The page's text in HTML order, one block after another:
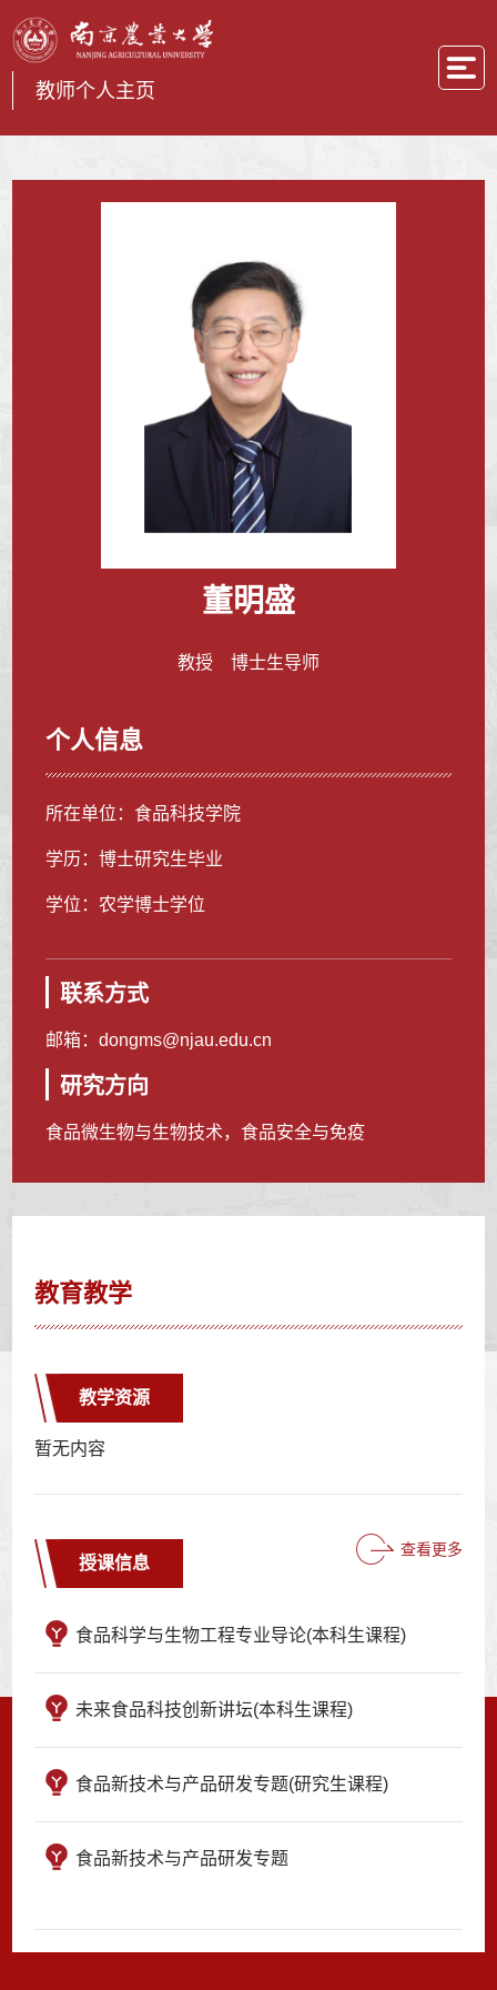
教师个人主页
董明盛
教授 博士生导师
个人信息
所在单位：食品科技学院
学历：博士研究生毕业
学位：农学博士学位
联系方式
邮箱：dongms@njau.edu.cn
研究方向
食品微生物与生物技术，食品安全与免疫
教育教学
教学资源
暂无内容
授课信息
查看更多
食品科学与生物工程专业导论(本科生课程)
未来食品科技创新讲坛(本科生课程)
食品新技术与产品研发专题(研究生课程)
食品新技术与产品研发专题